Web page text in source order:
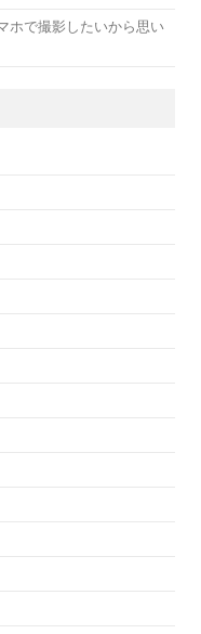
ホで撮影したいから思い